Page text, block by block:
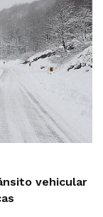
vehicular